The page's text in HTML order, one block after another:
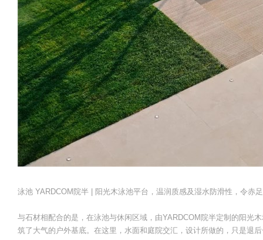
泳池 YARDCOM院半 | 阳光木泳池平台，温润质感及湿水防滑性，令赤
与石材相配合的是，在泳池与休闲区域，由YARDCOM院半定制的阳光
筑了大气的户外基底。在这里，水面和庭院交汇，设计所做的，只是退